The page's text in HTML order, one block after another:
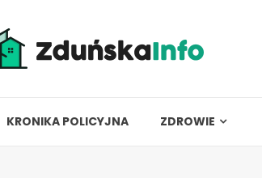
KRONIKA POLICYJNA ZDROWIE